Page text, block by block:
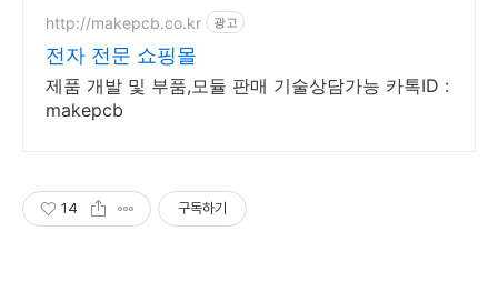
http://makepcb.co.kr 광고
전자 전문 쇼핑몰
제품 개발 및 부품,모듈 판매 기술상담가능 카톡ID :
makepcb
14 구독하기